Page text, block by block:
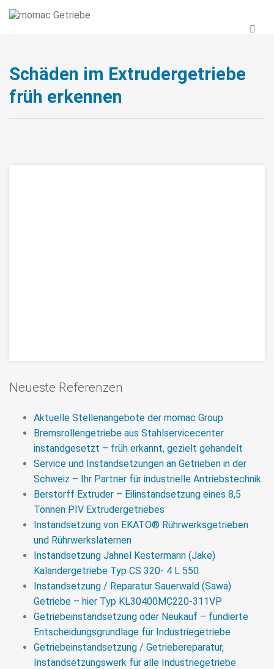
Schäden im Extrudergetriebe
früh erkennen
Instandsetzung / Reparatur
Koellmann Gears Einschnecken-
Extrudergetriebe UNEX 65/120/EO
Reparatur eines Koellmann Gears Extrudergetriebes
nach Getriebeausfall aufgrund von Materialeintrag in
das Getriebe.
>>> MEHR
Neueste Referenzen
Aktuelle Stellenangebote der momac Group
Bremsrollengetriebe aus Stahlservicecenter
instandgesetzt – früh erkannt, gezielt gehandelt
Service und Instandsetzungen an Getrieben in der
Schweiz – Ihr Partner für industrielle Antriebstechnik
Berstorff Extruder – Eilinstandsetzung eines 8,5
Tonnen PIV Extrudergetriebes
Instandsetzung von EKATO® Rührwerksgetrieben
und Rührwerkslaternen
Instandsetzung Jahnel Kestermann (Jake)
Kalandergetriebe Typ CS 320- 4 L 550
Instandsetzung / Reparatur Sauerwald (Sawa)
Getriebe – hier Typ KL30400MC220-311VP
Getriebeinstandsetzung oder Neukauf – fundierte
Entscheidungsgrundlage für Industriegetriebe
Getriebeinstandsetzung / Getriebereparatur,
Instandsetzungswerk für alle Industriegetriebe